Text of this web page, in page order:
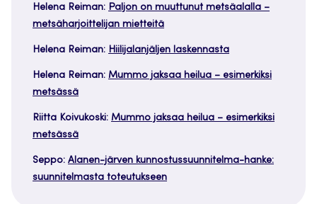
Helena Reiman: Paljon on muuttunut metsäalalla –
metsäharjoittelijan mietteitä
Helena Reiman: Hiilijalanjäljen laskennasta
Helena Reiman: Mummo jaksaa heilua – esimerkiksi
metsässä
Riitta Koivukoski: Mummo jaksaa heilua – esimerkiksi
metsässä
Seppo: Alanen-järven kunnostussuunnitelma-hanke:
suunnitelmasta toteutukseen